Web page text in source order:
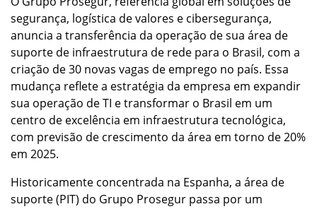
segurança, logística de valores e cibersegurança,
anuncia a transferência da operação de sua área de
suporte de infraestrutura de rede para o Brasil, com a
criação de 30 novas vagas de emprego no país. Essa
mudança reflete a estratégia da empresa em expandir
sua operação de TI e transformar o Brasil em um
centro de excelência em infraestrutura tecnológica,
com previsão de crescimento da área em torno de 20%
em 2025.
Historicamente concentrada na Espanha, a área de
suporte (PIT) do Grupo Prosegur passa por um